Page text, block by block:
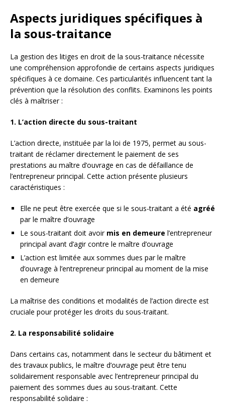
Aspects juridiques spécifiques à
la sous-traitance
La gestion des litiges en droit de la sous-traitance nécessite
une compréhension approfondie de certains aspects juridiques
spécifiques à ce domaine. Ces particularités influencent tant la
prévention que la résolution des conflits. Examinons les points
clés à maîtriser :
1. L’action directe du sous-traitant
L’action directe, instituée par la loi de 1975, permet au sous-
traitant de réclamer directement le paiement de ses
prestations au maître d’ouvrage en cas de défaillance de
l’entrepreneur principal. Cette action présente plusieurs
caractéristiques :
Elle ne peut être exercée que si le sous-traitant a été agréé
par le maître d’ouvrage
Le sous-traitant doit avoir mis en demeure l’entrepreneur
principal avant d’agir contre le maître d’ouvrage
L’action est limitée aux sommes dues par le maître
d’ouvrage à l’entrepreneur principal au moment de la mise
en demeure
La maîtrise des conditions et modalités de l’action directe est
cruciale pour protéger les droits du sous-traitant.
2. La responsabilité solidaire
Dans certains cas, notamment dans le secteur du bâtiment et
des travaux publics, le maître d’ouvrage peut être tenu
solidairement responsable avec l’entrepreneur principal du
paiement des sommes dues au sous-traitant. Cette
responsabilité solidaire :